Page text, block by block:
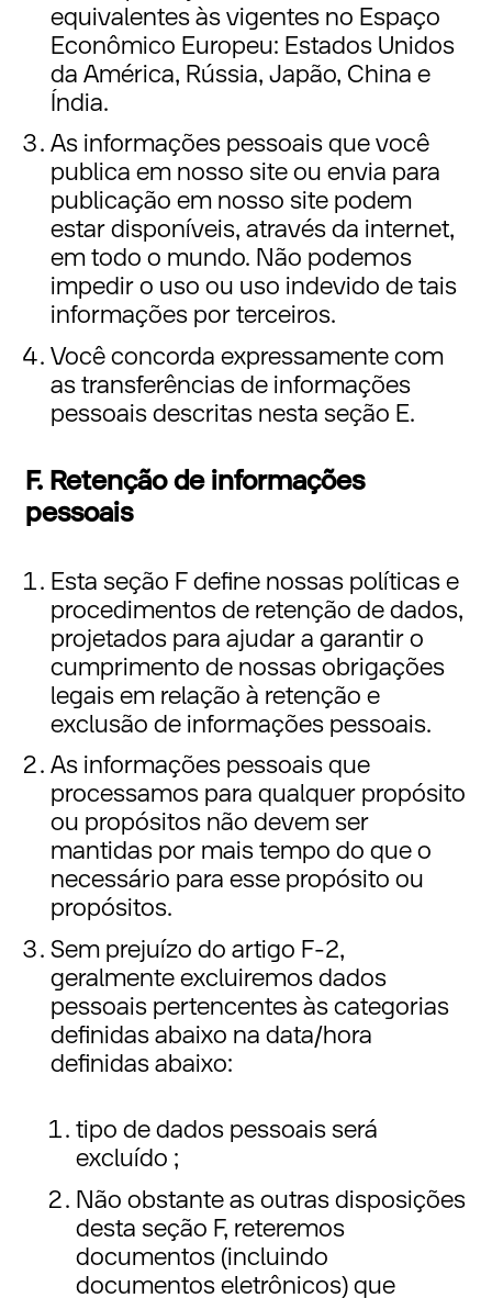
equivalentes às vigentes no Espaço
Econômico Europeu: Estados Unidos
da América, Rússia, Japão, China e
Índia.
As informações pessoais que você
publica em nosso site ou envia para
publicação em nosso site podem
estar disponíveis, através da internet,
em todo o mundo. Não podemos
impedir o uso ou uso indevido de tais
informações por terceiros.
Você concorda expressamente com
as transferências de informações
pessoais descritas nesta seção E.
F. Retenção de informações
pessoais
Esta seção F define nossas políticas e
procedimentos de retenção de dados,
projetados para ajudar a garantir o
cumprimento de nossas obrigações
legais em relação à retenção e
exclusão de informações pessoais.
As informações pessoais que
processamos para qualquer propósito
ou propósitos não devem ser
mantidas por mais tempo do que o
necessário para esse propósito ou
propósitos.
Sem prejuízo do artigo F-2,
geralmente excluiremos dados
pessoais pertencentes às categorias
definidas abaixo na data/hora
definidas abaixo:
tipo de dados pessoais será
excluído ;
Não obstante as outras disposições
desta seção F, reteremos
documentos (incluindo
documentos eletrônicos) que